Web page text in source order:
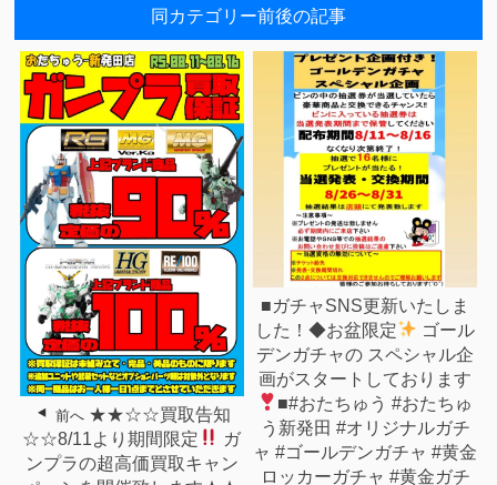
同カテゴリー前後の記事
前へ ★★☆☆買取告知
☆☆8/11より期間限定
ガ
ンプラの超高価買取キャン
■ガチャSNS更新いたしま
した！◆⁡お盆限定
⁡ ⁡ゴール
デンガチャの⁡ ⁡スペシャル企
画がスタートしております
⁡■⁡#おたちゅう #おたちゅ
う新発田 #オリジナルガチ
ャ #ゴールデンガチャ #黄金
ロッカーガチャ #黄金ガチ